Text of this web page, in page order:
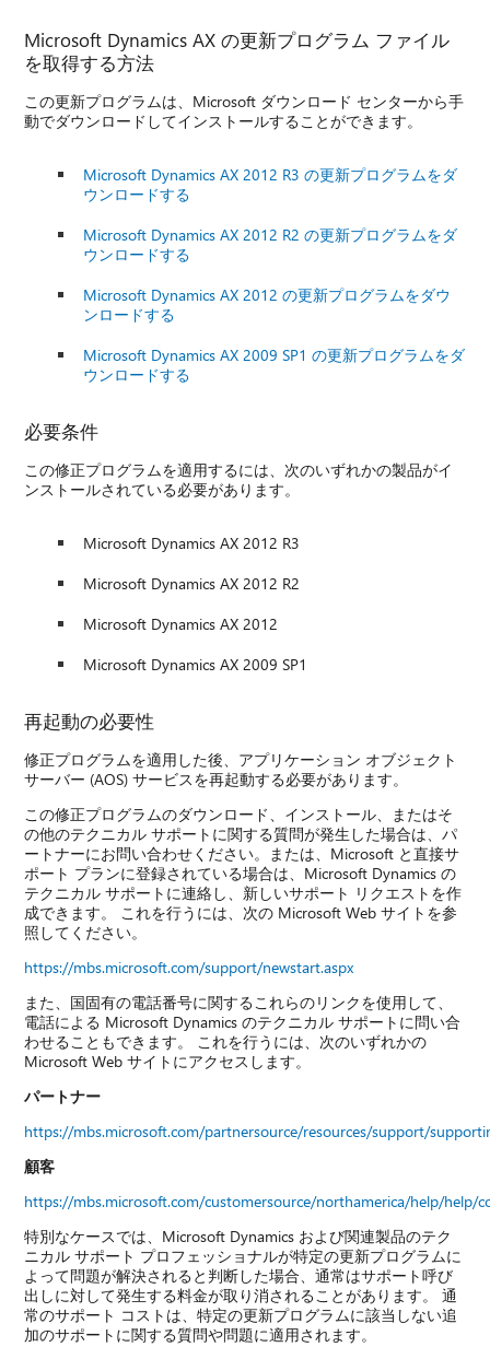
Microsoft Dynamics AX の更新プログラム ファイル
を取得する方法
この更新プログラムは、Microsoft ダウンロード センターから手
動でダウンロードしてインストールすることができます。
Microsoft Dynamics AX 2012 R3 の更新プログラムをダ
ウンロードする
Microsoft Dynamics AX 2012 R2 の更新プログラムをダ
ウンロードする
Microsoft Dynamics AX 2012 の更新プログラムをダウ
ンロードする
Microsoft Dynamics AX 2009 SP1 の更新プログラムをダ
ウンロードする
必要条件
この修正プログラムを適用するには、次のいずれかの製品がイ
ンストールされている必要があります。
Microsoft Dynamics AX 2012 R3
Microsoft Dynamics AX 2012 R2
Microsoft Dynamics AX 2012
Microsoft Dynamics AX 2009 SP1
再起動の必要性
修正プログラムを適用した後、アプリケーション オブジェクト
サーバー (AOS) サービスを再起動する必要があります。
この修正プログラムのダウンロード、インストール、またはそ
の他のテクニカル サポートに関する質問が発生した場合は、パ
ートナーにお問い合わせください。または、Microsoft と直接サ
ポート プランに登録されている場合は、Microsoft Dynamics の
テクニカル サポートに連絡し、新しいサポート リクエストを作
成できます。 これを行うには、次の Microsoft Web サイトを参
照してください。
https://mbs.microsoft.com/support/newstart.aspx
また、国固有の電話番号に関するこれらのリンクを使用して、
電話による Microsoft Dynamics のテクニカル サポートに問い合
わせることもできます。 これを行うには、次のいずれかの
Microsoft Web サイトにアクセスします。
パートナー
https://mbs.microsoft.com/partnersource/resources/support/
顧客
https://mbs.microsoft.com/customersource/northamerica/help/help/
特別なケースでは、Microsoft Dynamics および関連製品のテク
ニカル サポート プロフェッショナルが特定の更新プログラムに
よって問題が解決されると判断した場合、通常はサポート呼び
出しに対して発生する料金が取り消されることがあります。 通
常のサポート コストは、特定の更新プログラムに該当しない追
加のサポートに関する質問や問題に適用されます。